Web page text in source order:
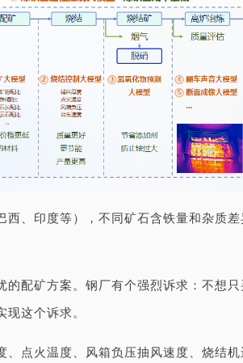
、印度等），不同矿石含铁量和杂质
配矿方案。钢厂有个强烈诉求：不想
现这个诉求。
点火温度、风箱负压抽风速度、烧结